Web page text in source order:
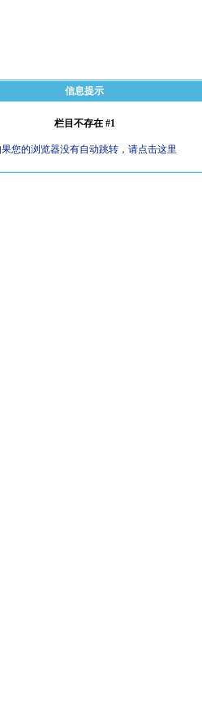
信息提示
栏目不存在 #1
您的浏览器没有自动跳转，请点击这里